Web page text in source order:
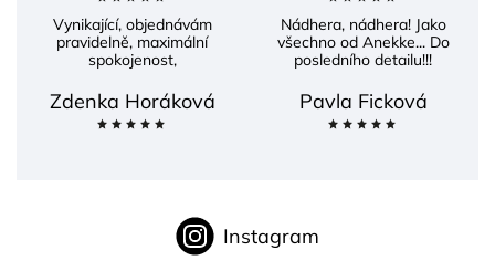
Vynikající, objednávám
pravidelně, maximální
spokojenost,
Nádhera, nádhera! Jako
všechno od Anekke... Do
posledního detailu!!!
Zdenka Horáková Pavla Ficková
Instagram